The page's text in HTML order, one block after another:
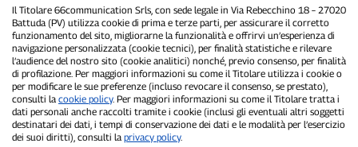
P300.it è una Testata Giornalistica indipendente
Registrazione numero 1/2021 del 1/2/2021 - Tribunale di Pavia
Proprietario ed editore:66communication Srls- P.IVA
02798890188
Direttore Responsabile:Alessandro Secchi- Vicedirettore:Federico
Benedusi
Il Titolare 66communication Srls, con sede legale in Via Rebecchino 18 – 27020
Battuda (PV) utilizza cookie di prima e terze parti, per assicurare il corretto
funzionamento del sito, migliorarne la funzionalità e offrirvi un’esperienza di
navigazione personalizzata (cookie tecnici), per finalità statistiche e rilevare
l’audience del nostro sito (cookie analitici) nonché, previo consenso, per finalità
di profilazione. Per maggiori informazioni su come il Titolare utilizza i cookie o
per modificare le sue preferenze (incluso revocare il consenso, se prestato),
consulti la cookie policy. Per maggiori informazioni su come il Titolare tratta i
dati personali anche raccolti tramite i cookie (inclusi gli eventuali altri soggetti
destinatari dei dati, i tempi di conservazione dei dati e le modalità per l’esercizio
dei suoi diritti), consulti la privacy policy.